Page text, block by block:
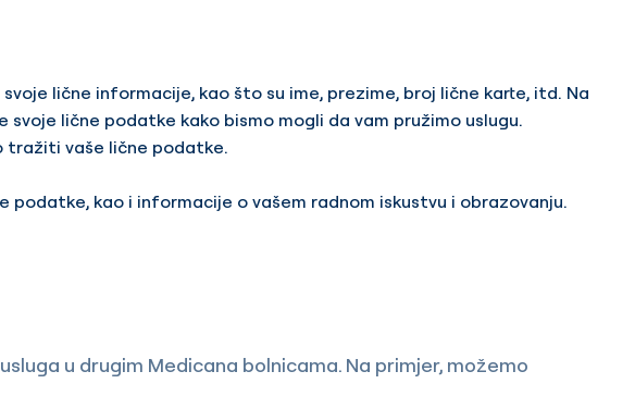
lične informacije, kao što su ime, prezime, broj lične karte, itd. Na
lične podatke kako bismo mogli da vam pružimo uslugu.
tražiti vaše lične podatke.
kao i informacije o vašem radnom iskustvu i obrazovanju.
u drugim Medicana bolnicama. Na primjer, možemo